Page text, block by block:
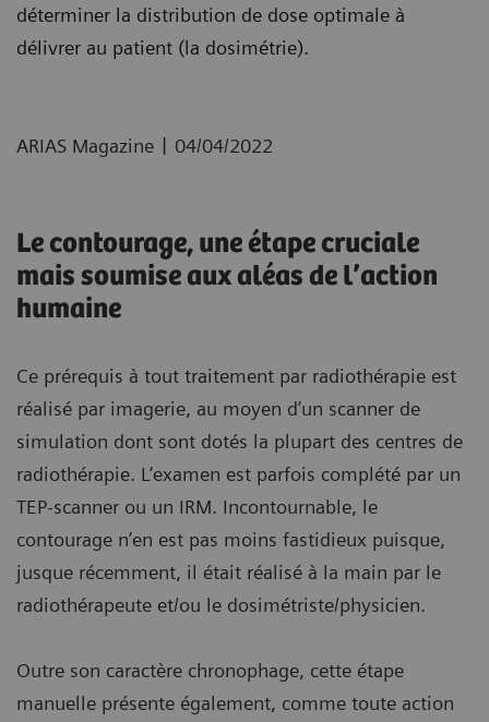
déterminer la distribution de dose optimale à
délivrer au patient (la dosimétrie).
ARIAS Magazine | 04/04/2022
Le contourage, une étape cruciale
mais soumise aux aléas de l’action
humaine
Ce prérequis à tout traitement par radiothérapie est
réalisé par imagerie, au moyen d’un scanner de
simulation dont sont dotés la plupart des centres de
radiothérapie. L’examen est parfois complété par un
TEP-scanner ou un IRM. Incontournable, le
contourage n’en est pas moins fastidieux puisque,
jusque récemment, il était réalisé à la main par le
radiothérapeute et/ou le dosimétriste/physicien.
Outre son caractère chronophage, cette étape
manuelle présente également, comme toute action